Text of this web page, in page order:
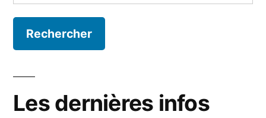
Les dernières infos